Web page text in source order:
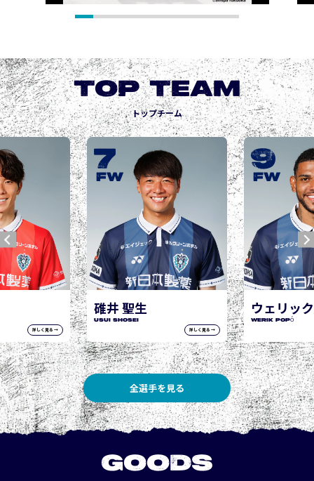
TOP TEAM
トップチーム
詳しく見る →
ウェリック ポポ
WERIK POPÓ
詳しく見る →
9
FW
城後 寿
JOGO Hisashi
10
FW
全選手を見る
GOODS